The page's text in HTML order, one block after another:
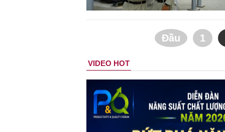
Đầu 1
VIDEO HOT